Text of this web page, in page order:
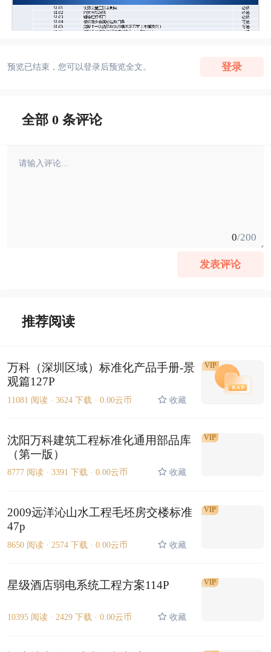
预览已结束，您可以登录后预览全文。 登录
全部 0 条评论
0/200
发表评论
推荐阅读
万科（深圳区域）标准化产品手册-景
观篇127P
11081 阅读 · 3624 下载 · 0.00云币 收藏
VIP
沈阳万科建筑工程标准化通用部品库
（第一版）
8777 阅读 · 3391 下载 · 0.00云币 收藏
VIP
2009远洋沁山水工程毛坯房交楼标准
47p
8650 阅读 · 2574 下载 · 0.00云币 收藏
VIP
星级酒店弱电系统工程方案114P
10395 阅读 · 2429 下载 · 0.00云币 收藏
VIP